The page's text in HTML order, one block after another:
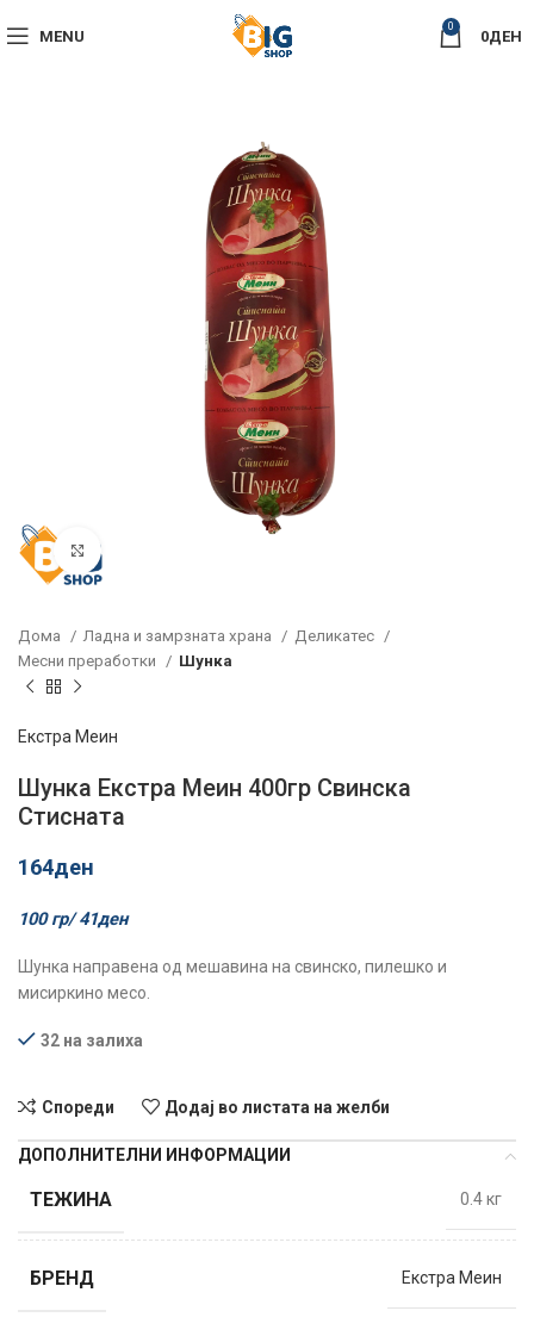
MENU
0
0ДЕН
Click to enlarge
Дома Ладна и замрзната храна
Деликатес
Месни преработки
Шунка
Екстра Меин
Шунка Екстра Меин 400гр Свинска
Стисната
164ден
100 гр/ 41ден
Шунка направена од мешавина на свинско, пилешко и
мисиркино месо.
32 на залиха
Спореди Додај во листата на желби
ДОПОЛНИТЕЛНИ ИНФОРМАЦИИ
ТЕЖИНА 0.4 кг
БРЕНД Екстра Меин